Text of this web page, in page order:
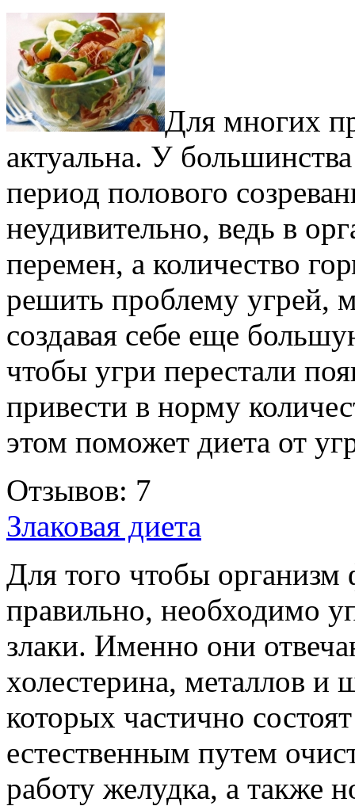
Для многих
актуальна. У
период полового
неудивительно, ведь в
перемен, а количество
решить проблему угрей,
создавая себе еще
чтобы угри перестали
привести в норму
этом поможет диета от
Отзывов: 7
Злаковая диета
Для того чтобы организм
правильно, необходимо
злаки. Именно они
холестерина, металлов
которых частично
естественным путем
работу желудка, а также